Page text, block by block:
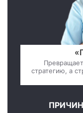
стратегию, а